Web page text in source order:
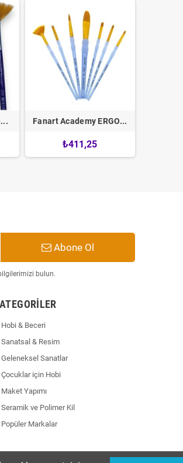
Fanart Academy ERGO...
₺411,25
Abone Ol
bulun.
Hobi & Beceri
Sanatsal & Resim
Geleneksel Sanatlar
Çocuklar için Hobi
Maket Yapımı
Seramik ve Polimer Kil
Popüler Markalar